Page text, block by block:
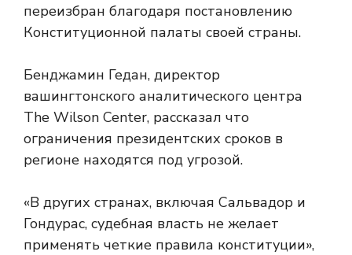
переизбран благодаря постановлению
Конституционной палаты своей страны.
Бенджамин Гедан, директор
вашингтонского аналитического центра
The Wilson Center, рассказал что
ограничения президентских сроков в
регионе находятся под угрозой.
«В других странах, включая Сальвадор и
Гондурас, судебная власть не желает
применять четкие правила конституции»,